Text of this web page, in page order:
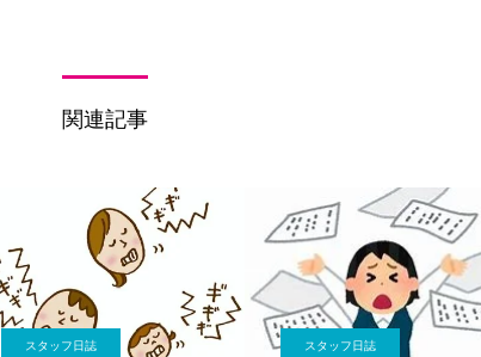
関連記事
スタッフ日誌 スタッフ日誌